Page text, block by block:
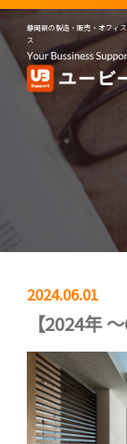
静岡県の製造・販売・オフィ
ス
2024.06.01
【2024年